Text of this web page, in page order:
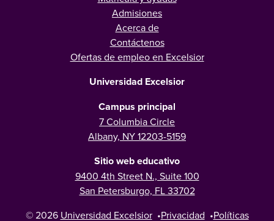
Admisiones
Acerca de
Contáctenos
Ofertas de empleo en Excelsior
Universidad Excelsior
Campus principal
7 Columbia Circle
Albany, NY 12203-5159
Sitio web educativo
9400 4th Street N., Suite 100
San Petersburgo, FL 33702
© 2026 Universidad Excelsior •Privacidad •Políticas